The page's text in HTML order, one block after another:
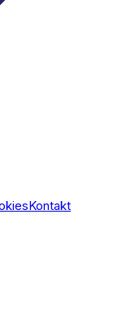
Kontakt